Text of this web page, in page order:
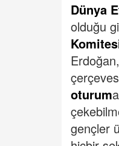
Dünya
olduğu
Erdoğan,
oturum
gençler